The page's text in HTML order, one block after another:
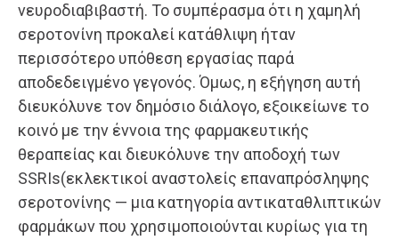
νευροδιαβιβαστή. Το συμπέρασμα ότι η χαμηλή
σεροτονίνη προκαλεί κατάθλιψη ήταν
περισσότερο υπόθεση εργασίας παρά
αποδεδειγμένο γεγονός. Όμως, η εξήγηση αυτή
διευκόλυνε τον δημόσιο διάλογο, εξοικείωνε το
κοινό με την έννοια της φαρμακευτικής
θεραπείας και διευκόλυνε την αποδοχή των
SSRIs(εκλεκτικοί αναστολείς επαναπρόσληψης
σεροτονίνης — μια κατηγορία αντικαταθλιπτικών
φαρμάκων που χρησιμοποιούνται κυρίως για τη